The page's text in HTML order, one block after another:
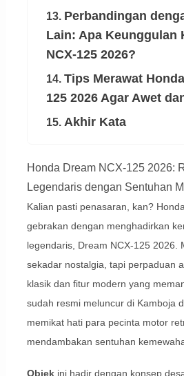
13. Perbandingan
Lain: Apa Keunggulan
NCX-125 2026?
14. Tips Merawat
125 2026 Agar Awet
15. Akhir Kata
Honda Dream NCX-125 2026:
Legendaris dengan Sentuhan
Kalian pasti penasaran, kan?
gebrakan dengan menghadirkan
legendaris, Dream NCX-125 2026.
sekadar nostalgia, tapi perpaduan
klasik dan fitur modern yang
sudah resmi meluncur di Kamboja
memikat hati para pecinta motor
mendambakan sentuhan
Objekini hadir dengan konsep